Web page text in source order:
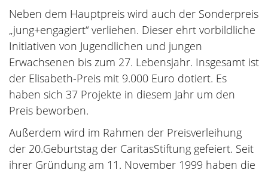
Neben dem Hauptpreis wird auch der Sonderpreis
„jung+engagiert“ verliehen. Dieser ehrt vorbildliche
Initiativen von Jugendlichen und jungen
Erwachsenen bis zum 27. Lebensjahr. Insgesamt ist
der Elisabeth-Preis mit 9.000 Euro dotiert. Es
haben sich 37 Projekte in diesem Jahr um den
Preis beworben.
Außerdem wird im Rahmen der Preisverleihung
der 20.Geburtstag der CaritasStiftung gefeiert. Seit
ihrer Gründung am 11. November 1999 haben die